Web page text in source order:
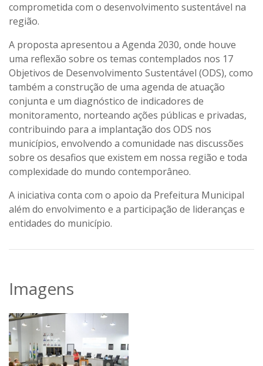
comprometida com o desenvolvimento sustentável na
região.
A proposta apresentou a Agenda 2030, onde houve
uma reflexão sobre os temas contemplados nos 17
Objetivos de Desenvolvimento Sustentável (ODS), como
também a construção de uma agenda de atuação
conjunta e um diagnóstico de indicadores de
monitoramento, norteando ações públicas e privadas,
contribuindo para a implantação dos ODS nos
municípios, envolvendo a comunidade nas discussões
sobre os desafios que existem em nossa região e toda
complexidade do mundo contemporâneo.
A iniciativa conta com o apoio da Prefeitura Municipal
além do envolvimento e a participação de lideranças e
entidades do município.
Imagens